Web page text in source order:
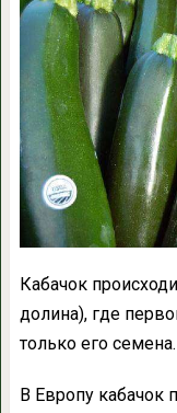
Кабачок
долина), где
только его семена.
В Европу кабачок